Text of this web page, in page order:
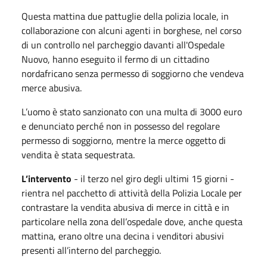
Questa mattina due pattuglie della polizia locale, in
collaborazione con alcuni agenti in borghese, nel corso
di un controllo nel parcheggio davanti all'Ospedale
Nuovo, hanno eseguito il fermo di un cittadino
nordafricano senza permesso di soggiorno che vendeva
merce abusiva.
L’uomo è stato sanzionato con una multa di 3000 euro
e denunciato perché non in possesso del regolare
permesso di soggiorno, mentre la merce oggetto di
vendita è stata sequestrata.
L’intervento - il terzo nel giro degli ultimi 15 giorni -
rientra nel pacchetto di attività della Polizia Locale per
contrastare la vendita abusiva di merce in città e in
particolare nella zona dell’ospedale dove, anche questa
mattina, erano oltre una decina i venditori abusivi
presenti all’interno del parcheggio.